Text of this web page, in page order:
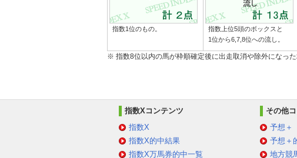
指数1位のもの。
指数上位5頭のボックスと
1位から6,7,8位への流し。
※ 指数8位以内の馬が枠順確定後に出走取消や除外になっ
指数Xコンテンツ
指数X
指数X的中結果
指数X万馬券的中一覧
その他
予想＋
予想＋
地方競